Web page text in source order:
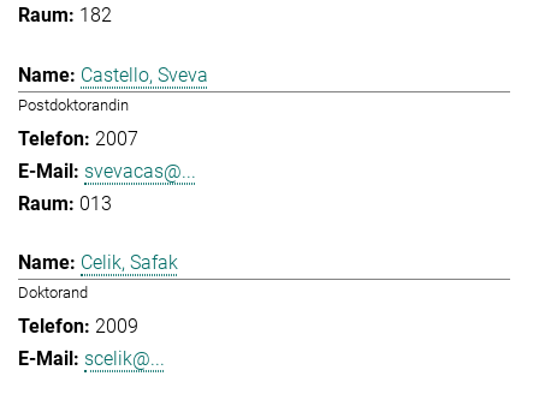
182
Castello, Sveva
Postdoktorandin
2007
svevacas@...
013
Celik, Safak
Doktorand
2009
scelik@...